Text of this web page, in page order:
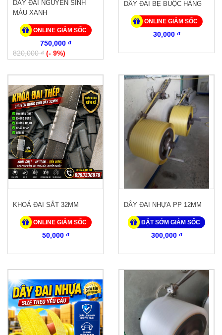
DÂY ĐAI NGUYÊN SINH
MÀU XANH
ONLINE GIẢM SỐC
750,000 ₫
820,000 ₫ (- 9%)
DÂY ĐAI BẸ BUỘC HÀNG
ONLINE GIẢM SỐC
30,000 ₫
KHOÁ ĐAI SẮT 32MM
ONLINE GIẢM SỐC
50,000 ₫
DÂY ĐAI NHỰA PP 12MM
ĐẶT SỚM GIẢM SỐC
300,000 ₫